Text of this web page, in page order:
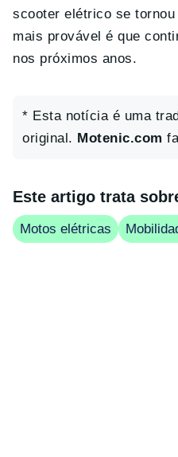
scooter elétrico se
mais provável é que
nos próximos anos.
* Esta notícia é uma
original. Motenic.com
Este artigo trata
Motos elétricas